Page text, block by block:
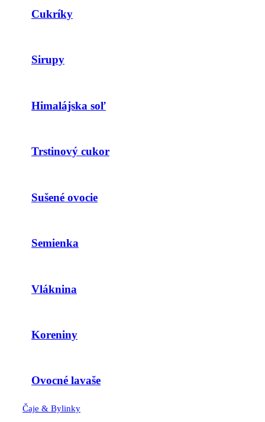
Cukríky
Sirupy
Himalájska soľ
Trstinový cukor
Sušené ovocie
Semienka
Vláknina
Koreniny
Ovocné lavaše
Čaje & Bylinky